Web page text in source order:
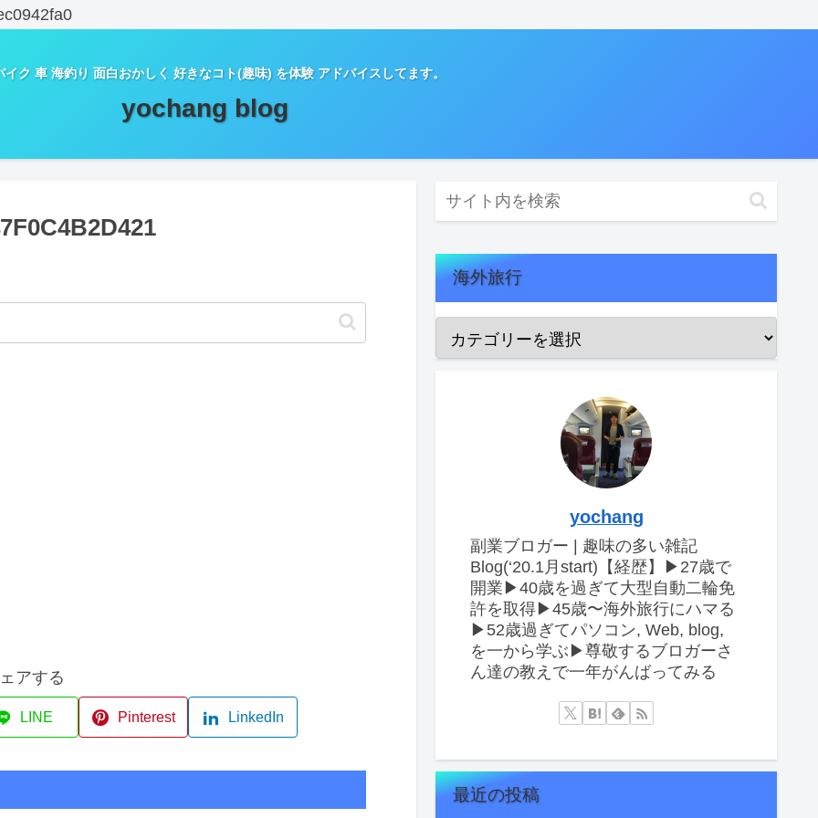
イク 車 海釣り 面白おかしく 好きなコト(趣味) を体験 アドバイスしてます。
yochang blog
アする
LINE Pinterest LinkedIn
海外旅行
yochang
副業ブロガー | 趣味の多い雑記
Blog(‘20.1月start)【経歴】▶︎27歳で
開業▶︎40歳を過ぎて大型自動二輪免
許を取得▶︎45歳〜海外旅行にハマる
▶︎52歳過ぎてパソコン, Web, blog,
を一から学ぶ▶︎尊敬するブロガーさ
ん達の教えで一年がんばってみる
最近の投稿